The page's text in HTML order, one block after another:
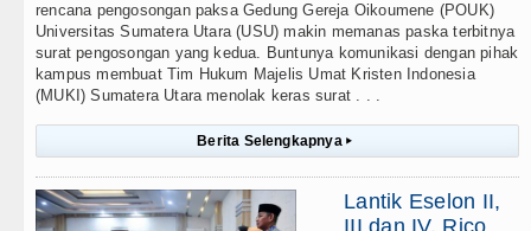
rencana pengosongan paksa Gedung Gereja Oikoumene (POUK)
Universitas Sumatera Utara (USU) makin memanas paska terbitnya
surat pengosongan yang kedua. Buntunya komunikasi dengan pihak
kampus membuat Tim Hukum Majelis Umat Kristen Indonesia
(MUKI) Sumatera Utara menolak keras surat . . .
Berita Selengkapnya ▸
Lantik Eselon II,